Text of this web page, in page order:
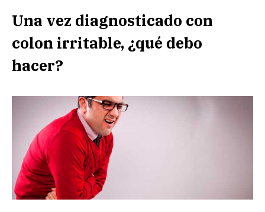
Una vez diagnosticado con
colon irritable, ¿qué debo
hacer?